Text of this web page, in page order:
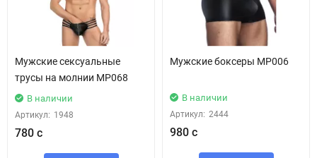
Мужские сексуальные
трусы на молнии МР068
В наличии
Артикул: 1948
780 с
Мужские боксеры MP006
В наличии
Артикул: 2444
980 с